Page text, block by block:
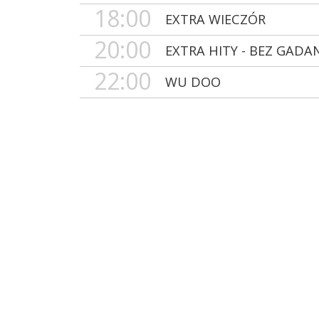
18:00
EXTRA WIECZÓR
20:00 EXTRA HITY - BEZ
22:00 WU DOO